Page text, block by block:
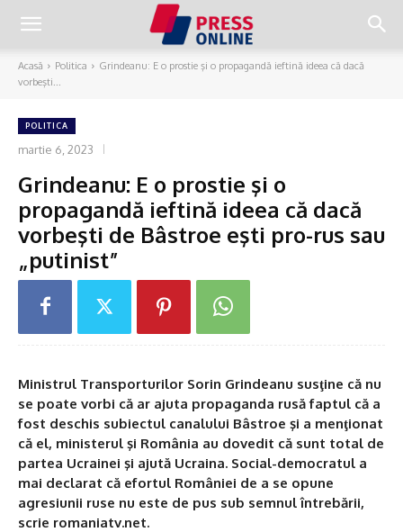
Acasă Politica
Grindeanu: E o prostie şi o propagandă ieftină ideea că dacă
vorbeşti...
POLITICA
martie 6, 2023
Grindeanu: E o prostie şi o
propagandă ieftină ideea că dacă
vorbeşti de Bâstroe eşti pro-rus sau
„putinist”
Ministrul Transporturilor Sorin Grindeanu susţine că nu
se poate vorbi că ar ajuta propaganda rusă faptul că a
fost deschis subiectul canalului Bâstroe şi a menţionat
că el, ministerul şi România au dovedit că sunt total de
partea Ucrainei şi ajută Ucraina. Social-democratul a
mai declarat că efortul României de a se opune
agresiunii ruse nu este de pus sub semnul întrebării,
scrie romaniatv.net.